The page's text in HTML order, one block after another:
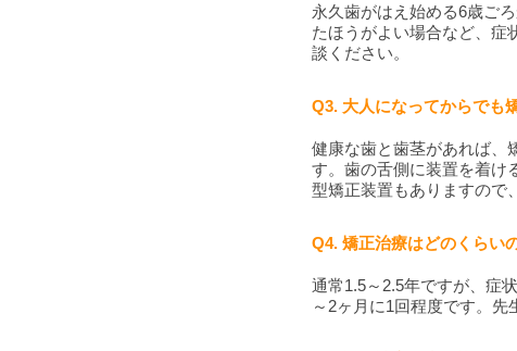
永久歯がはえ始める6歳ご
たほうがよい場合など、症
談ください。
Q3. 大人になってからでも
健康な歯と歯茎があれば、
す。歯の舌側に装置を着け
型矯正装置もありますので
Q4. 矯正治療はどのくらい
通常1.5～2.5年ですが、症
～2ヶ月に1回程度です。先